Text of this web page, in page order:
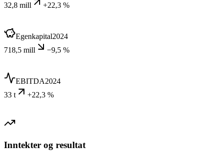
32,8 mill
+22,3 %
Egenkapital2024
718,5 mill
−9,5 %
EBITDA2024
33 t
+22,3 %
Inntekter og resultat